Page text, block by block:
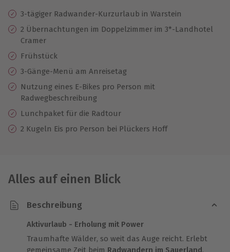
3-tägiger Radwander-Kurzurlaub in Warstein
2 Übernachtungen im Doppelzimmer im 3*-Landhotel
Cramer
Frühstück
3-Gänge-Menü am Anreisetag
Nutzung eines E-Bikes pro Person mit
Radwegbeschreibung
Lunchpaket für die Radtour
2 Kugeln Eis pro Person bei Plückers Hoff
Alles auf einen Blick
Beschreibung
Aktivurlaub - Erholung mit Power
Traumhafte Wälder, so weit das Auge reicht. Erlebt
gemeinsame Zeit beim Radwandern im Sauerland.